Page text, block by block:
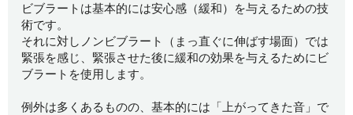
ビブラートは基本的には安心感（緩和）を与えるための技
術です。
それに対しノンビブラート（まっ直ぐに伸ばす場面）では
緊張を感じ、緊張させた後に緩和の効果を与えるためにビ
ブラートを使用します。
例外は多くあるものの、基本的には「上がってきた音」で